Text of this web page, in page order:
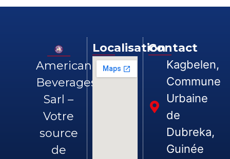
American
Beverages
Sarl –
Votre
source
de
LocalisationContact
Kagbelen,
Commune
Urbaine
de
Dubreka,
Guinée